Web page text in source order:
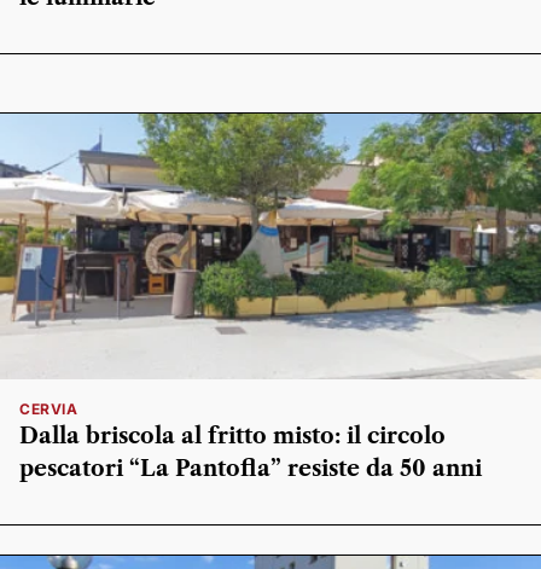
CERVIA
Dalla briscola al fritto misto: il circolo
pescatori “La Pantofla” resiste da 50 anni